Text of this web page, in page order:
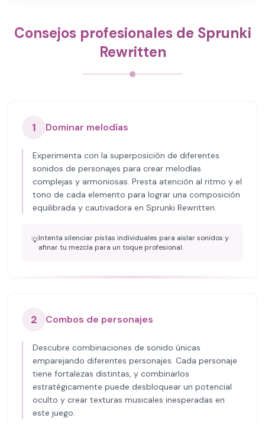
Consejos profesionales de Sprunki
Rewritten
1 Dominar melodías
Experimenta con la superposición de diferentes
sonidos de personajes para crear melodías
complejas y armoniosas. Presta atención al ritmo y el
tono de cada elemento para lograr una composición
equilibrada y cautivadora en Sprunki Rewritten.
💡Intenta silenciar pistas individuales para aislar sonidos y
afinar tu mezcla para un toque profesional.
2 Combos de personajes
Descubre combinaciones de sonido únicas
emparejando diferentes personajes. Cada personaje
tiene fortalezas distintas, y combinarlos
estratégicamente puede desbloquear un potencial
oculto y crear texturas musicales inesperadas en
este juego.